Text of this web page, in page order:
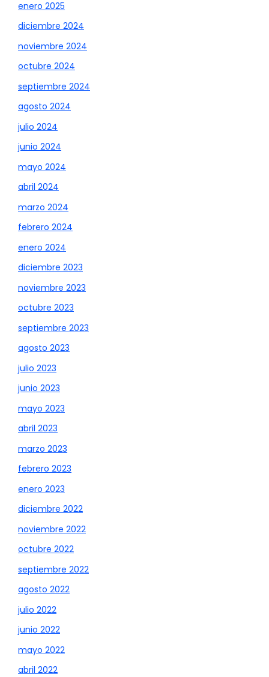
enero 2025
diciembre 2024
noviembre 2024
octubre 2024
septiembre 2024
agosto 2024
julio 2024
junio 2024
mayo 2024
abril 2024
marzo 2024
febrero 2024
enero 2024
diciembre 2023
noviembre 2023
octubre 2023
septiembre 2023
agosto 2023
julio 2023
junio 2023
mayo 2023
abril 2023
marzo 2023
febrero 2023
enero 2023
diciembre 2022
noviembre 2022
octubre 2022
septiembre 2022
agosto 2022
julio 2022
junio 2022
mayo 2022
abril 2022